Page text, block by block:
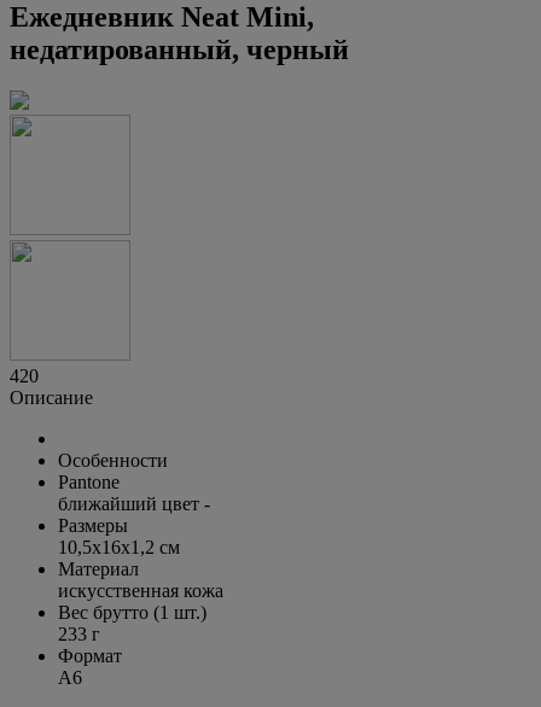
Ежедневник Neat Mini,
недатированный, черный
420
Описание
Особенности
Pantone
ближайший цвет -
Размеры
10,5х16х1,2 см
Материал
искусственная кожа
Вес брутто (1 шт.)
233 г
Формат
А6